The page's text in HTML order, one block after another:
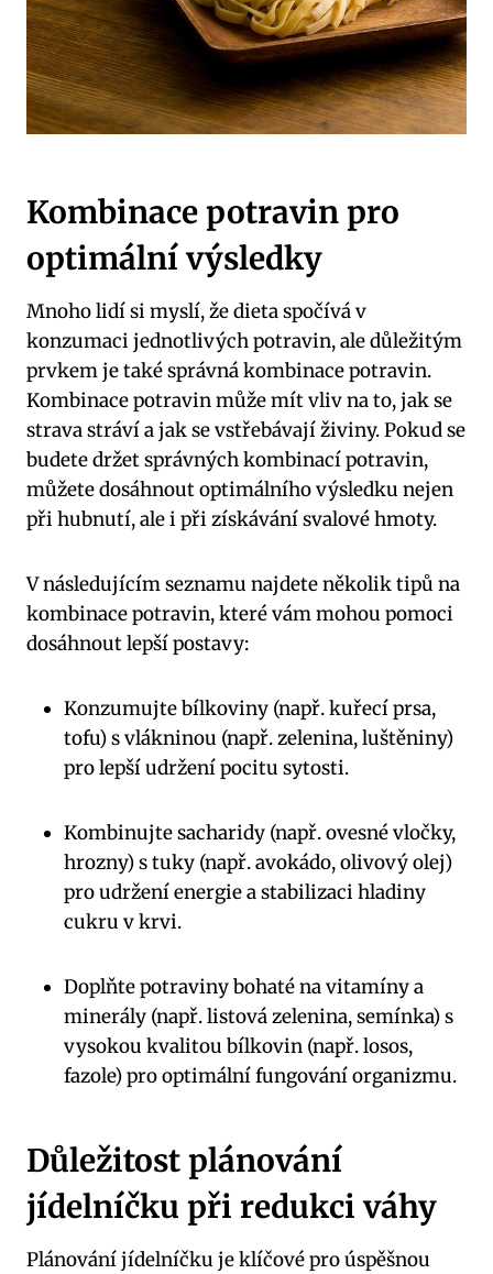
Kombinace potravin pro
optimální výsledky
Mnoho lidí si myslí, že dieta spočívá v
konzumaci jednotlivých potravin, ale důležitým
prvkem je také správná kombinace potravin.
Kombinace potravin může mít vliv na to, jak se
strava stráví a jak se vstřebávají živiny. Pokud se
budete držet správných kombinací potravin,
můžete dosáhnout optimálního výsledku nejen
při hubnutí, ale i při získávání svalové hmoty.
V následujícím seznamu najdete několik tipů na
kombinace potravin, které vám mohou pomoci
dosáhnout lepší postavy:
Konzumujte bílkoviny (např. kuřecí prsa,
tofu) s vlákninou (např. zelenina, luštěniny)
pro lepší udržení pocitu sytosti.
Kombinujte sacharidy (např. ovesné vločky,
hrozny) s tuky (např. avokádo, olivový olej)
pro udržení energie a stabilizaci hladiny
cukru v krvi.
Doplňte potraviny bohaté na vitamíny a
minerály (např. listová zelenina, semínka) s
vysokou kvalitou bílkovin (např. losos,
fazole) pro optimální fungování organizmu.
Důležitost plánování
jídelníčku při redukci váhy
Plánování jídelníčku je klíčové pro úspěšnou